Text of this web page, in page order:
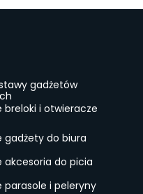
gadżetów
breloki i otwieracze
gadżety do biura
akcesoria do picia
parasole i peleryny